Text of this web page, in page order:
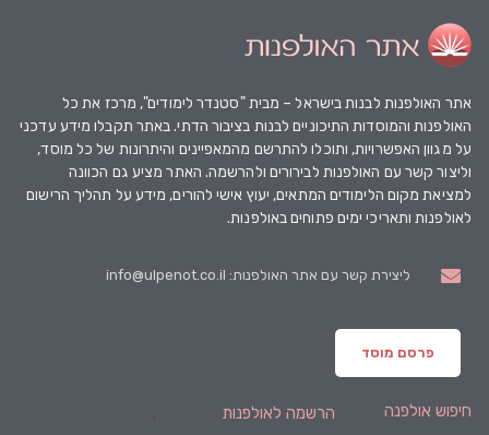
אתר האולפנות לבנות בישראל – מבית "סטנדר לימודים", מרכז את כל
האולפנות והמוסדות התיכוניים לבנות בציבור הדתי. באתר תקבלו מידע עדכני
על מגוון האפשרויות, ותוכלו להתרשם מהמאפיינים והיתרונות של כל מוסד,
וליצור קשר עם האולפנות לבירורים ולהרשמה. האתר מציע גם הכוונה
למציאת מקום הלימודים המתאים, יעוץ אישי להורים, מידע על תהליך הרישום
לאולפנות ותאריכי ימים פתוחים באולפנות.
ליצירת קשר עם אתר האולפנות: info@ulpenot.co.il
פרסם מוסד
חיפוש אולפנה הרשמה לאולפנות .